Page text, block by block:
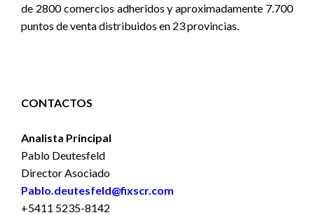
de 2800 comercios adheridos y aproximadamente 7.700
puntos de venta distribuidos en 23 provincias.
CONTACTOS
Analista Principal
Pablo Deutesfeld
Director Asociado
Pablo.deutesfeld@fixscr.com
+5411 5235-8142